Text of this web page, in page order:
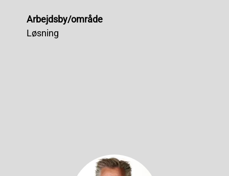
Arbejdsby/område
Løsning